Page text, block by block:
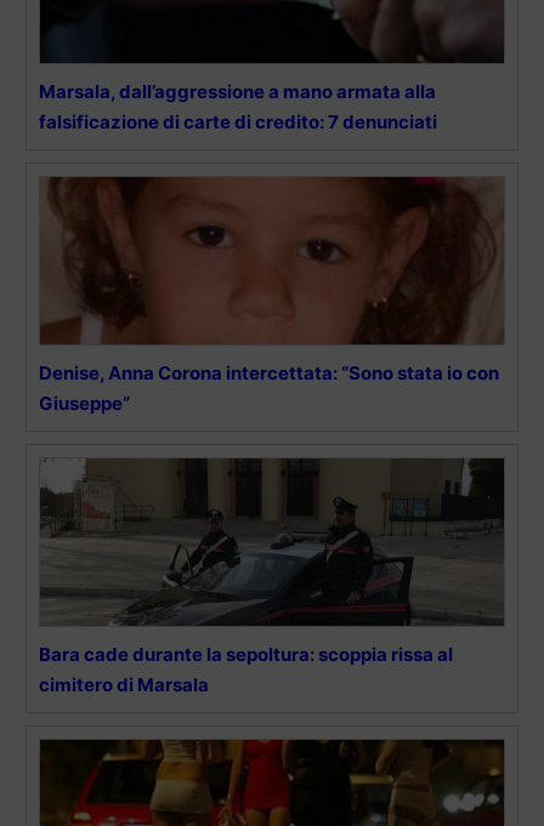
Marsala, dall’aggressione a mano armata alla
falsificazione di carte di credito: 7 denunciati
Denise, Anna Corona intercettata: “Sono stata io con
Giuseppe”
Bara cade durante la sepoltura: scoppia rissa al
cimitero di Marsala